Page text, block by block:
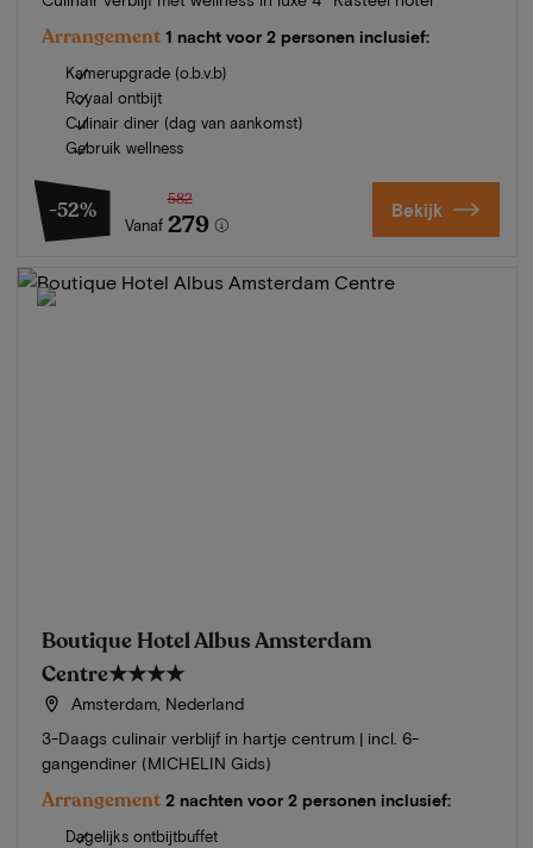
Arrangement 1 nacht voor 2 personen inclusief:
Kamerupgrade (o.b.v.b)
Royaal ontbijt
Culinair diner (dag van aankomst)
Gebruik wellness
-52%
Vanaf
582
279 Bekijk
Boutique Hotel Albus Amsterdam
Centre★★★★
Amsterdam, Nederland
3-Daags culinair verblijf in hartje centrum | incl. 6-
gangendiner (MICHELIN Gids)
Arrangement 2 nachten voor 2 personen inclusief:
Dagelijks ontbijtbuffet